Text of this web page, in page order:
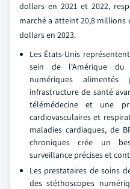
dollars en 2021 et 2022,
marché a atteint 20,8
dollars en 2023.
Les États-Unis
sein de l'Amérique du
numériques
infrastructure de santé
télémédecine et une
cardiovasculaires et
maladies cardiaques, de
chroniques crée un
surveillance précises et
Les prestataires de soins
des stéthoscopes